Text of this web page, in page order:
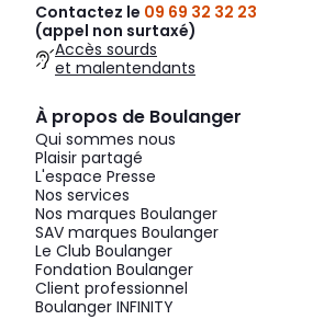
Contactez le 09 69 32 32 23
(appel non surtaxé)
Accès sourds
et malentendants
À propos de Boulanger
Qui sommes nous
Plaisir partagé
L'espace Presse
Nos services
Nos marques Boulanger
SAV marques Boulanger
Le Club Boulanger
Fondation Boulanger
Client professionnel
Boulanger INFINITY